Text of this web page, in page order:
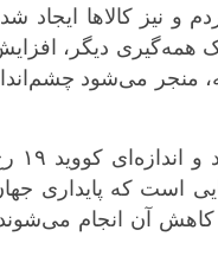
قزوین
قم
کردستان
کرمانشاه
کهگلویه و
گلستان
و نیز کالاها ایجاد
همه‌گیری دیگر،
منجر می‌شود
یکی از مسائلی که در زمان دست و پنجه
است که پایداری
کاهش آن انجام